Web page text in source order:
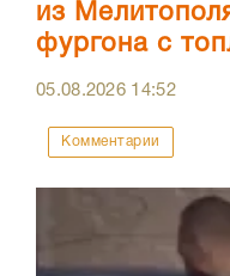
из
фургона с
05.08.2026 14:52
Комментарии